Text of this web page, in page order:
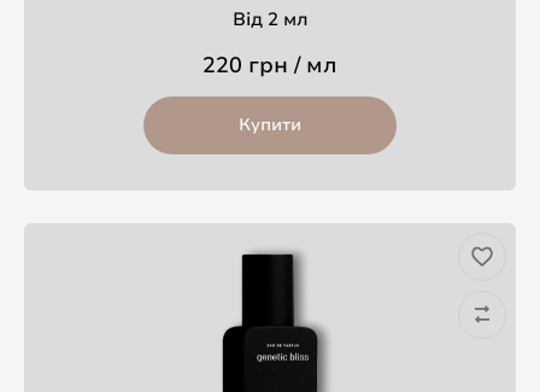
Від 2 мл
220 грн / мл
Купити